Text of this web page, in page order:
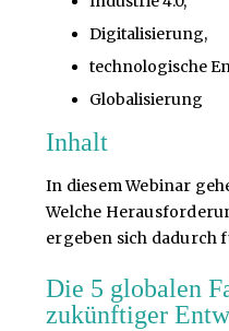
Digitalisierung,
technologische
Globalisierung
Inhalt
In diesem Webinar
Welche
ergeben sich dadurch
Die 5 globalen
zukünftiger